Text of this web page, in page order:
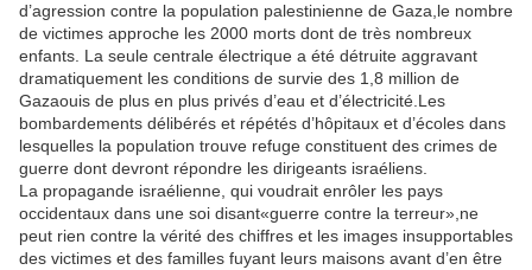
d’agression contre la population palestinienne de Gaza,le nombre
de victimes approche les 2000 morts dont de très nombreux
enfants. La seule centrale électrique a été détruite aggravant
dramatiquement les conditions de survie des 1,8 million de
Gazaouis de plus en plus privés d’eau et d’électricité.Les
bombardements délibérés et répétés d’hôpitaux et d’écoles dans
lesquelles la population trouve refuge constituent des crimes de
guerre dont devront répondre les dirigeants israéliens.
La propagande israélienne, qui voudrait enrôler les pays
occidentaux dans une soi disant«guerre contre la terreur»,ne
peut rien contre la vérité des chiffres et les images insupportables
des victimes et des familles fuyant leurs maisons avant d’en être